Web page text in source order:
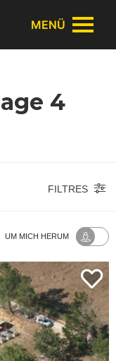
MENÜ
4
FILTRES
UM MICH HERUM